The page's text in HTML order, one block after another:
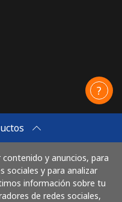
y anuncios, para
sociales y para analizar
información sobre tu
de redes sociales,